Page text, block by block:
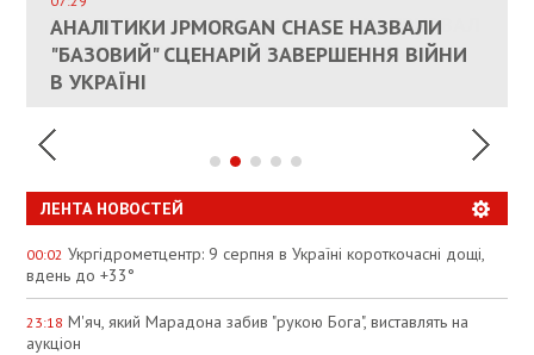
КАНДИДАТ В ПРЕМЬЕРЫ ПОЛЬШИ ПРИЗВАЛ
ЕС ПРЕКРАТИТЬ ВОЕННУЮ ПОМОЩЬ
УКРАИНЕ
АНАЛІТИКИ JPMORGAN CHASE НАЗВАЛИ
"БАЗОВИЙ" СЦЕНАРІЙ ЗАВЕРШЕННЯ ВІЙНИ
В УКРАЇНІ
РЮТТЕ
ПАЛИВНИЙ РИНОК РОЗІГРІЛИ ШТУЧНО:
АНАЛІТИКИ ЗВИНУВАТИЛИ АЗС У
СПЕКУЛЯЦІЇ
ЛЕНТА НОВОСТЕЙ
00:02 Укргідрометцентр: 9 серпня в Україні короткочасні дощі,
вдень до +33°
23:18 М'яч, який Марадона забив "рукою Бога", виставлять на
аукціон